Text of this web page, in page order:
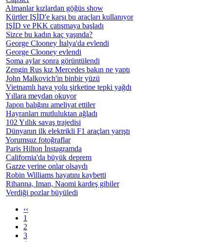
Almanlar kızlardan göğüs show
Kürtler IŞİD'e karşı bu araçları kullanıyor
IŞİD ve PKK çatışmaya başladı
Sizce bu kadın kaç yaşında?
George Clooney İtalya'da evlendi
George Clooney evlendi
Soma aylar sonra görüntülendi
Zengin Rus kız Mercedes bakın ne yaptı
John Malkovich'in binbir yüzü
Vietnamlı hava yolu şirketine tepki yağdı
Yıllara meydan okuyor
Japon balığını ameliyat ettiler
Hayranları mutluluktan ağladı
102 Yıllık savaş trajedisi
Dünyanın ilk elektrikli F1 araçları yarıştı
Yorumsuz fotoğraflar
Paris Hilton İnstagramda
California'da büyük deprem
Gazze yerine onlar olsaydı
Robin Williams hayatını kaybetti
Rihanna, Iman, Naomi kardeş gibiler
Verdiği pozlar büyüledi
‹‹
1
2
3